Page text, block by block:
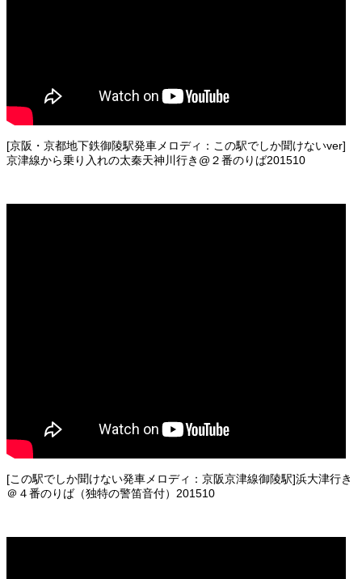
[京阪・京都地下鉄御陵駅発車メロディ：この駅でしか聞けないver]
京津線から乗り入れの太秦天神川行き@２番のりば201510
[この駅でしか聞けない発車メロディ：京阪京津線御陵駅]浜大津行き
＠４番のりば（独特の警笛音付）201510